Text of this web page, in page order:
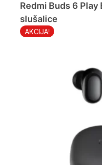
AKCIJA!
Redmi Buds 6 Play
slušalice